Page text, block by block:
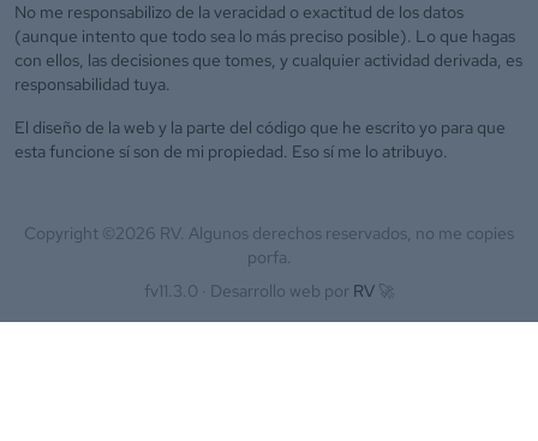
No me responsabilizo de la veracidad o exactitud de los datos
(aunque intento que todo sea lo más preciso posible). Lo que hagas
con ellos, las decisiones que tomes, y cualquier actividad derivada, es
responsabilidad tuya.
El diseño de la web y la parte del código que he escrito yo para que
esta funcione sí son de mi propiedad. Eso sí me lo atribuyo.
Copyright ©2026 RV. Algunos derechos reservados, no me copies
porfa.
fv11.3.0 · Desarrollo web por RV 🚀